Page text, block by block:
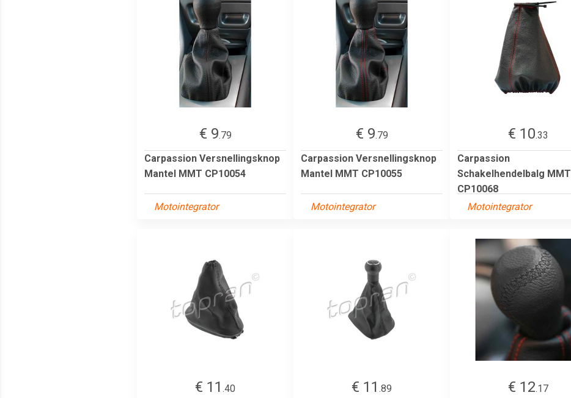
€ 9.79
Carpassion Versnellingsknop
Mantel MMT CP10054
Motointegrator
€ 9.79
Carpassion Versnellingsknop
Mantel MMT CP10055
Motointegrator
€ 10.33
Carpassion
Schakelhendelbalg MMT
CP10068
Motointegrator
€ 11 .40
€ 11 .89
€ 12.17